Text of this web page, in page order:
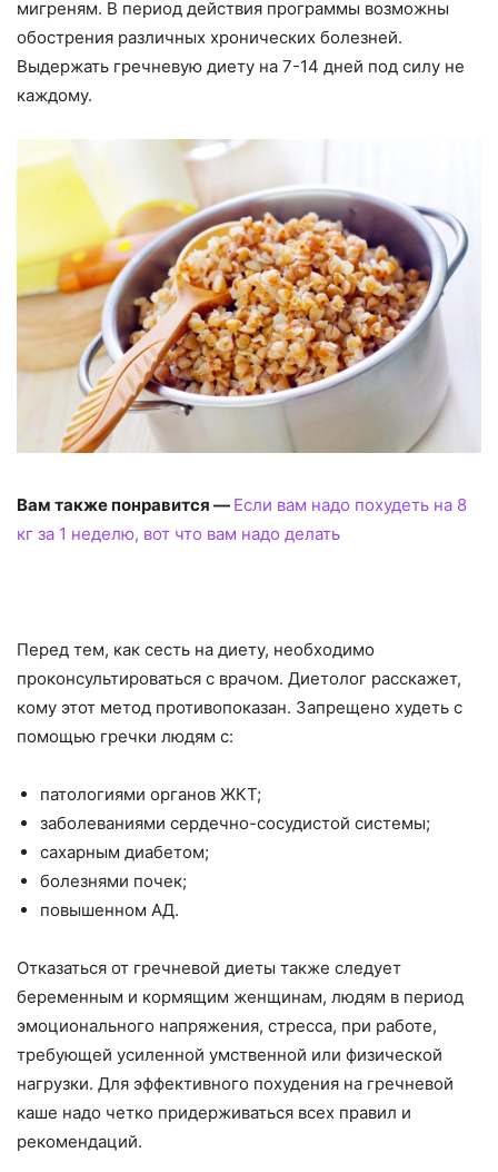
мигреням. В период действия программы возможны
обострения различных хронических болезней.
Выдержать гречневую диету на 7-14 дней под силу не
каждому.
Вам также понравится — Если вам надо похудеть на 8
кг за 1 неделю, вот что вам надо делать
Перед тем, как сесть на диету, необходимо
проконсультироваться с врачом. Диетолог расскажет,
кому этот метод противопоказан. Запрещено худеть с
помощью гречки людям с:
патологиями органов ЖКТ;
заболеваниями сердечно-сосудистой системы;
сахарным диабетом;
болезнями почек;
повышенном АД.
Отказаться от гречневой диеты также следует
беременным и кормящим женщинам, людям в период
эмоционального напряжения, стресса, при работе,
требующей усиленной умственной или физической
нагрузки. Для эффективного похудения на гречневой
каше надо четко придерживаться всех правил и
рекомендаций.